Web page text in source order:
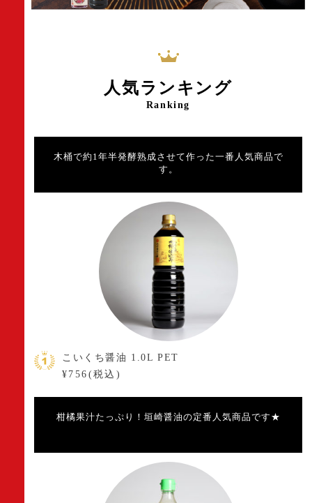
人気ランキング
Ranking
木桶で約1年半発酵熟成させて作った一番人気商品で
す。
こいくち醤油 1.0L PET
¥756(税込)
柑橘果汁たっぷり！垣崎醤油の定番人気商品です★